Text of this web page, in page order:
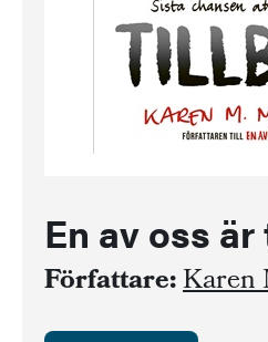
En av oss
Författare:Karen